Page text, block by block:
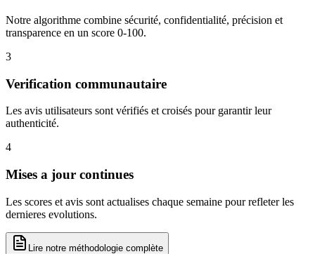
Notre algorithme combine sécurité, confidentialité, précision et
transparence en un score 0-100.
3
Verification communautaire
Les avis utilisateurs sont vérifiés et croisés pour garantir leur
authenticité.
4
Mises a jour continues
Les scores et avis sont actualises chaque semaine pour refleter les
dernieres evolutions.
Lire notre méthodologie complète